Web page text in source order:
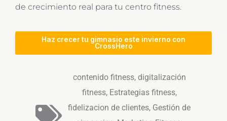
de crecimiento real para tu centro fitness.
Haz crecer tu gimnasio este invierno con
CrossHero
contenido fitness, digitalización
fitness, Estrategias fitness,
fidelizacion de clientes, Gestión de